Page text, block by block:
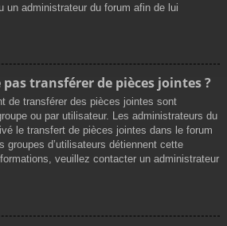
un administrateur du forum afin de lui
transférer de pièces jointes ?
de transférer des pièces jointes sont
ou par utilisateur. Les administrateurs du
le transfert de pièces jointes dans le forum
groupes d’utilisateurs détiennent cette
veuillez contacter un administrateur